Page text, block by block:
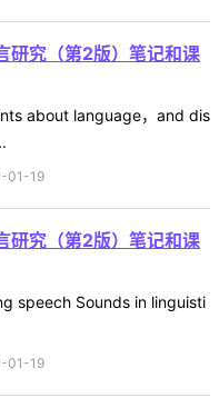
究（第2版）笔记和课
about language，and dis
01-19
究（第2版）笔记和课
speech Sounds in linguisti
01-19